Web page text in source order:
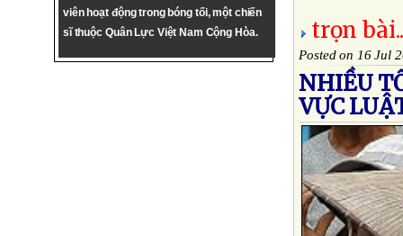
viên hoạt động trong bóng tối, một chiến
sĩ thuộc Quân Lực Việt Nam Cộng Hòa.
trọn
Posted on 16 Jul
NHIỀU
VỰC